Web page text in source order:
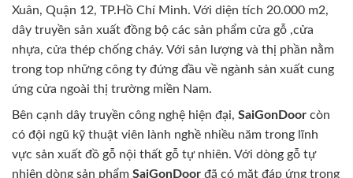
Xuân, Quận 12, TP.Hồ Chí Minh. Với diện tích 20.000 m2,
dây truyền sản xuất đồng bộ các sản phẩm cửa gỗ ,cửa
nhựa, cửa thép chống cháy. Với sản lượng và thị phần nằm
trong top những công ty đứng đầu về ngành sản xuất cung
ứng cửa ngoài thị trường miền Nam.
Bên cạnh dây truyền công nghệ hiện đại, SaiGonDoor còn
có đội ngũ kỹ thuật viên lành nghề nhiều năm trong lĩnh
vực sản xuất đồ gỗ nội thất gỗ tự nhiên. Với dòng gỗ tự
nhiên dòng sản phẩm SaiGonDoor đã có mặt đáp ứng trong